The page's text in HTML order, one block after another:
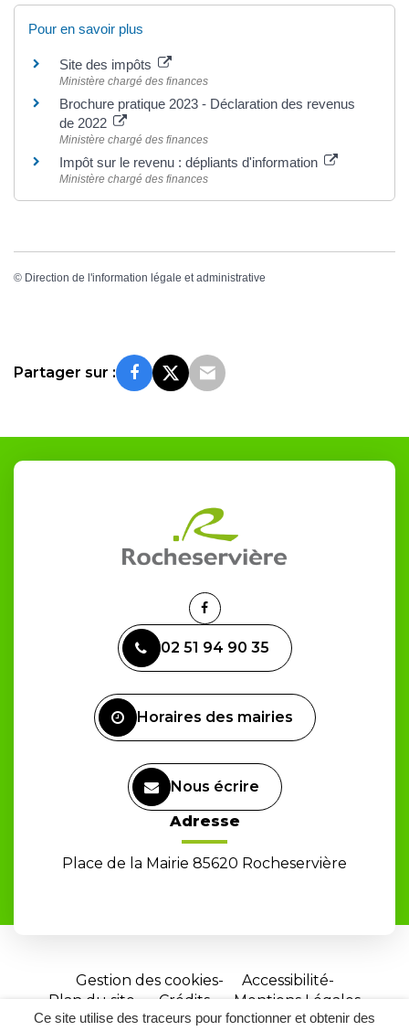
Ce site utilise des traceurs pour fonctionner et obtenir des
Pour en savoir plus
Site des impôts
Ministère chargé des finances
Brochure pratique 2023 - Déclaration des revenus
de 2022
Ministère chargé des finances
Impôt sur le revenu : dépliants d'information
Ministère chargé des finances
© Direction de l'information légale et administrative
Partager sur :
Lien
le
compte
02 51 94 90 35
Horaires des mairies
Nous écrire
Adresse
Place de la Mairie 85620 Rocheservière
Gestion des cookies
Accessibilité
Plan du site
Crédits
Mentions Légales